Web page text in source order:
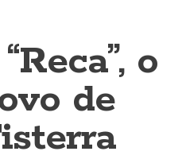
o
de